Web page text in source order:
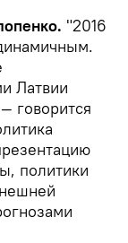
"2016
Латвии
говорится
политики